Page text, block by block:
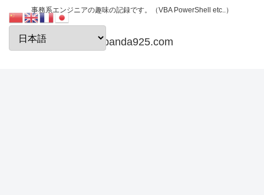
事務系エンジニアの趣味の記録です。（VBA PowerShell etc..）
papanda925.com